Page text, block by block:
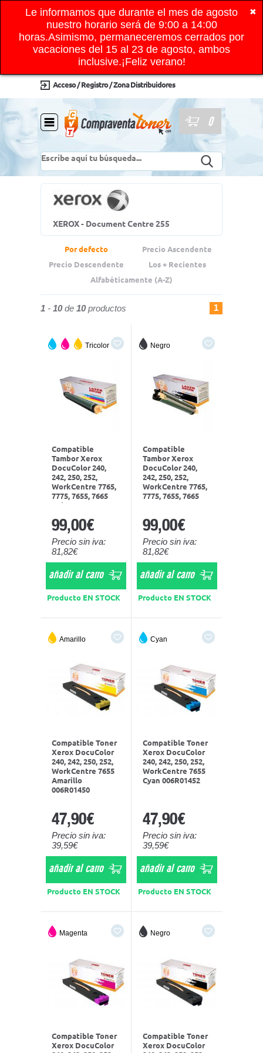
✖
Le informamos que durante el mes de agosto
nuestro horario será de 9:00 a 14:00
horas.Asimismo, permaneceremos cerrados por
vacaciones del 15 al 23 de agosto, ambos
inclusive.¡Feliz verano!
Acceso / Registro / Zona Distribuidores
0
XEROX - Document Centre 255
Por defecto
Precio Ascendente
Precio Descendente
Los + Recientes
Alfabéticamente (A-Z)
1 - 10de 10productos 1
Producto EN STOCK
Tricolor
Compatible
Tambor Xerox
DocuColor 240,
242, 250, 252,
WorkCentre 7765,
7775, 7655, 7665
Color 013R00603
99,00€
Precio sin iva:
81,82€
añadir al carro
Producto EN STOCK
Negro
Compatible
Tambor Xerox
DocuColor 240,
242, 250, 252,
WorkCentre 7765,
7775, 7655, 7665
99,00€
Precio sin iva:
81,82€
añadir al carro
Producto EN STOCK
Amarillo
Compatible Toner
Xerox DocuColor
240, 242, 250, 252,
WorkCentre 7655
Amarillo
006R01450
47,90€
Precio sin iva:
39,59€
añadir al carro
Producto EN STOCK
Cyan
Compatible Toner
Xerox DocuColor
240, 242, 250, 252,
WorkCentre 7655
Cyan 006R01452
47,90€
Precio sin iva:
39,59€
añadir al carro
Magenta
Compatible Toner
Xerox DocuColor
Negro
Compatible Toner
Xerox DocuColor